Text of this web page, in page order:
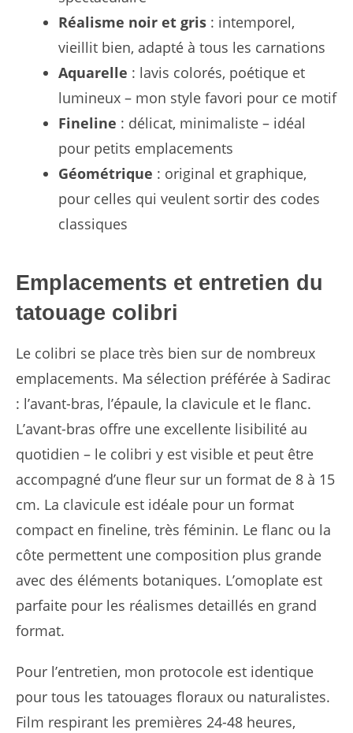
Réalisme noir et gris : intemporel,
vieillit bien, adapté à tous les carnations
Aquarelle : lavis colorés, poétique et
lumineux – mon style favori pour ce motif
Fineline : délicat, minimaliste – idéal
pour petits emplacements
Géométrique : original et graphique,
pour celles qui veulent sortir des codes
classiques
Emplacements et entretien du
tatouage colibri
Le colibri se place très bien sur de nombreux
emplacements. Ma sélection préférée à Sadirac
: l’avant-bras, l’épaule, la clavicule et le flanc.
L’avant-bras offre une excellente lisibilité au
quotidien – le colibri y est visible et peut être
accompagné d’une fleur sur un format de 8 à 15
cm. La clavicule est idéale pour un format
compact en fineline, très féminin. Le flanc ou la
côte permettent une composition plus grande
avec des éléments botaniques. L’omoplate est
parfaite pour les réalismes detaillés en grand
format.
Pour l’entretien, mon protocole est identique
pour tous les tatouages floraux ou naturalistes.
Film respirant les premières 24-48 heures,